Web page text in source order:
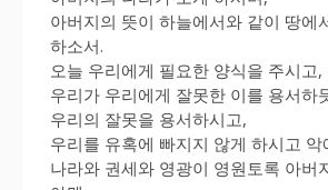
아버지의 뜻이 하늘에서와 같이 땅에
하소서.
오늘 우리에게 필요한 양식을 주시고,
우리가 우리에게 잘못한 이를 용서하
우리의 잘못을 용서하시고,
우리를 유혹에 빠지지 않게 하시고 악
나라와 권세와 영광이 영원토록 아버